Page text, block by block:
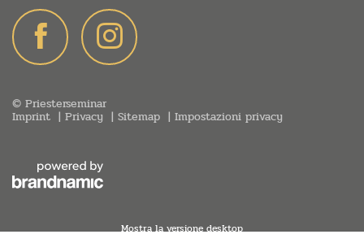
© Priesterseminar
Imprint Privacy Sitemap Impostazioni privacy
Mostra la versione desktop